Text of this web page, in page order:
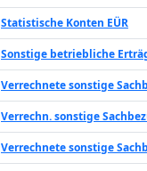
Statistische Konten EÜR
Sonstige betriebliche
Verrechnete sonstige
Verrechn. sonstige
Verrechnete sonstige